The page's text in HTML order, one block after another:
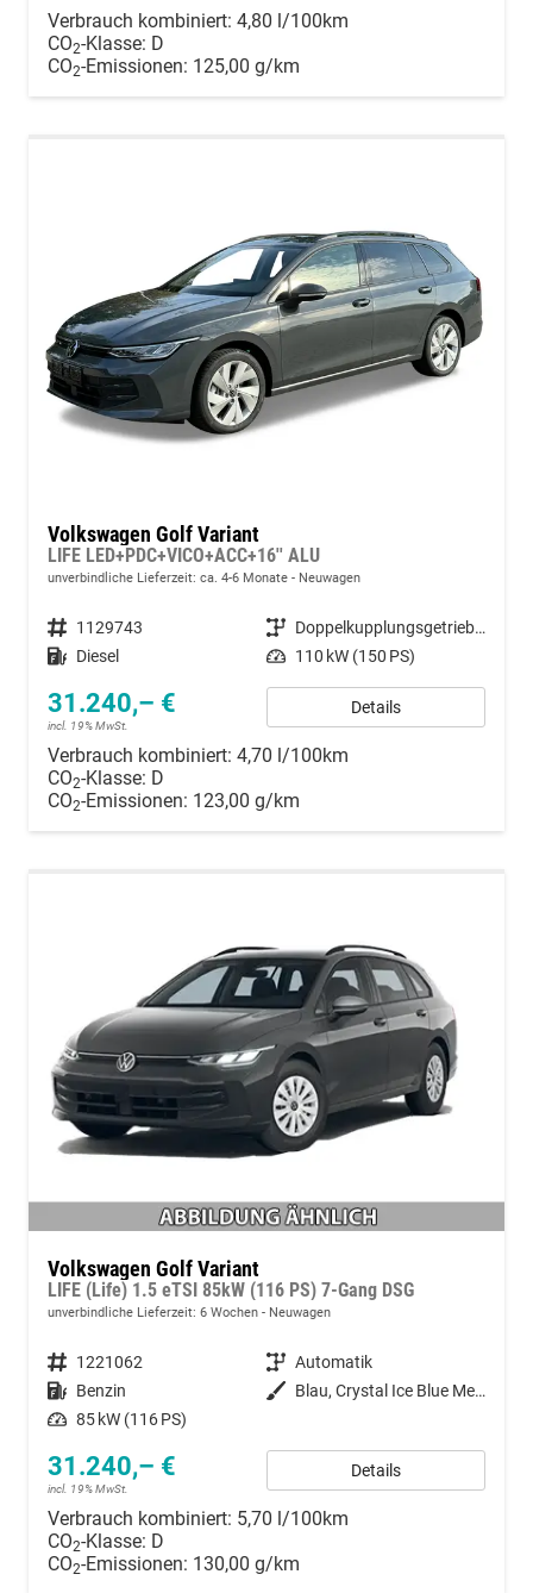
Verbrauch kombiniert: 4,80 l/100km
CO2-Klasse: D
CO2-Emissionen: 125,00 g/km
Volkswagen Golf Variant
LIFE LED+PDC+VICO+ACC+16'' ALU
unverbindliche Lieferzeit: ca. 4-6 Monate Neuwagen
Fahrzeugnummer 1129743 Getriebe
Doppelkupplungsgetriebe (DSG)
Kraftstoff Diesel Leistung 110 kW (150 PS)
31.240,– €
incl. 19% MwSt.
Details
Verbrauch kombiniert: 4,70 l/100km
CO2-Klasse: D
CO2-Emissionen: 123,00 g/km
Volkswagen Golf Variant
LIFE (Life) 1.5 eTSI 85kW (116 PS) 7-Gang DSG
unverbindliche Lieferzeit: 6 Wochen Neuwagen
Fahrzeugnummer 1221062 Getriebe Automatik
Kraftstoff Benzin Außenfarbe
Blau, Crystal Ice Blue Metallic (3Y)
Leistung 85 kW (116 PS)
31.240,– €
incl. 19% MwSt.
Details
Verbrauch kombiniert: 5,70 l/100km
CO2-Klasse: D
CO2-Emissionen: 130,00 g/km